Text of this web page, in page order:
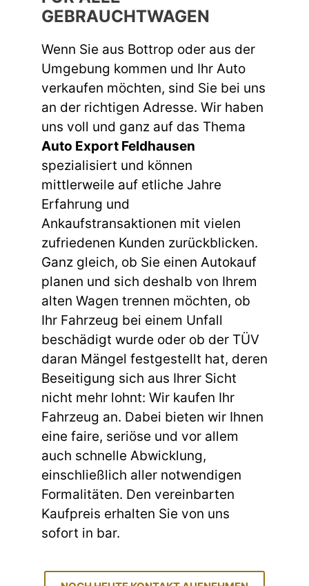
GEBRAUCHTWAGEN
Wenn Sie aus Bottrop oder aus der
Umgebung kommen und Ihr Auto
verkaufen möchten, sind Sie bei uns
an der richtigen Adresse. Wir haben
uns voll und ganz auf das Thema
Auto Export Feldhausen
spezialisiert und können
mittlerweile auf etliche Jahre
Erfahrung und
Ankaufstransaktionen mit vielen
zufriedenen Kunden zurückblicken.
Ganz gleich, ob Sie einen Autokauf
planen und sich deshalb von Ihrem
alten Wagen trennen möchten, ob
Ihr Fahrzeug bei einem Unfall
beschädigt wurde oder ob der TÜV
daran Mängel festgestellt hat, deren
Beseitigung sich aus Ihrer Sicht
nicht mehr lohnt: Wir kaufen Ihr
Fahrzeug an. Dabei bieten wir Ihnen
eine faire, seriöse und vor allem
auch schnelle Abwicklung,
einschließlich aller notwendigen
Formalitäten. Den vereinbarten
Kaufpreis erhalten Sie von uns
sofort in bar.